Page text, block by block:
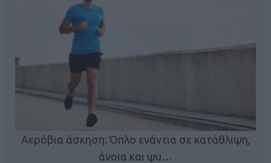
Αερόβια άσκηση: Όπλο ενάντια σε κατάθλιψη,
άνοια και ψυ…